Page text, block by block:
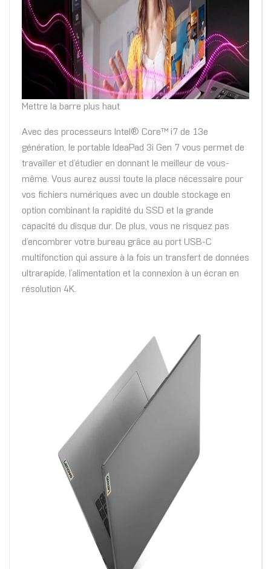
Mettre la barre plus haut
Avec des processeurs Intel® Core™ i7 de 13e
génération, le portable IdeaPad 3i Gen 7 vous permet de
travailler et d’étudier en donnant le meilleur de vous-
même. Vous aurez aussi toute la place nécessaire pour
vos fichiers numériques avec un double stockage en
option combinant la rapidité du SSD et la grande
capacité du disque dur. De plus, vous ne risquez pas
d’encombrer votre bureau grâce au port USB-C
multifonction qui assure à la fois un transfert de données
ultrarapide, l’alimentation et la connexion à un écran en
résolution 4K.